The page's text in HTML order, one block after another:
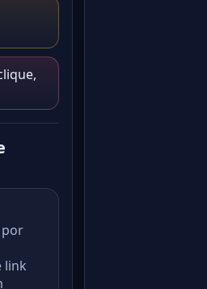
por
link